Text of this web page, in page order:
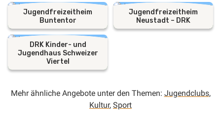
Jugendfreizeitheim
Buntentor
Jugendfreizeitheim
Neustadt – DRK
DRK Kinder- und
Jugendhaus Schweizer
Viertel
Mehr ähnliche Angebote unter den Themen: Jugendclubs,
Kultur, Sport